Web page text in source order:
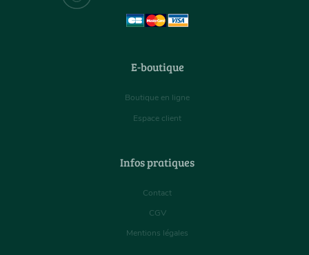
E-boutique
Boutique en ligne
Espace client
Infos pratiques
Contact
CGV
Mentions légales